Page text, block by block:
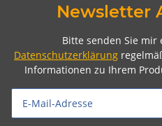
Newsletter
Bitte senden Sie
Datenschutzerklärung
Informationen zu Ihrem